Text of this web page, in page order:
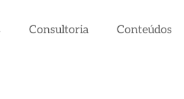
Consultoria Conteúdos